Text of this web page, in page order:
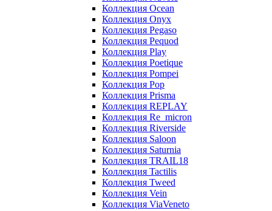
Коллекция Ocean
Коллекция Onyx
Коллекция Pegaso
Коллекция Pequod
Коллекция Play
Коллекция Poetique
Коллекция Pompei
Коллекция Pop
Коллекция Prisma
Коллекция REPLAY
Коллекция Re_micron
Коллекция Riverside
Коллекция Saloon
Коллекция Saturnia
Коллекция TRAIL18
Коллекция Tactilis
Коллекция Tweed
Коллекция Vein
Коллекция ViaVeneto